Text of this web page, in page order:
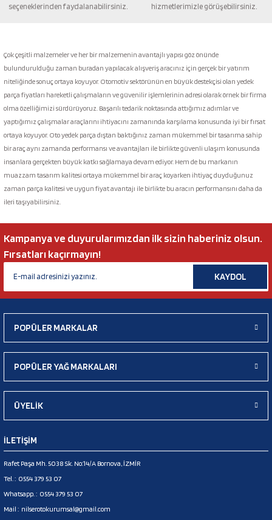
Gönder
seçeneklerinden faydalanabilirsiniz.
hizmetlerimizle görüşebilirsiniz.
Çok çeşitli malzemeler ve her bir malzemenin avantajlı yapısı göz önünde
bulundurulduğu zaman buradan yapılacak alışveriş aracınız için gerçek bir yatırım
niteliğinde sonuç ortaya koyuyor. Otomotiv sektörünün en büyük destekçisi olan yedek
parça fiyatları hareketli çalışmaların ve güvenilir işlemlerinin adresi olarak örnek bir firma
olma özelliğimizi sürdürüyoruz. Başarılı tedarik noktasında attığımız adımlar ve
yaptığımız çalışmalar araçlarını ihtiyacını zamanında karşılama konusunda iyi bir fırsat
ortaya koyuyor. Oto yedek parça dıştan baktığınız zaman mükemmel bir tasarıma sahip
bir araç aynı zamanda performansı ve avantajları ile birlikte güvenli ulaşım konusunda
insanlara gerçekten büyük katkı sağlamaya devam ediyor. Hem de bu markanın
muazzam tasarım kalitesi ortaya mükemmel bir araç koyarken ihtiyaç duyduğunuz
zaman parça kalitesi ve uygun fiyat avantajı ile birlikte bu aracın performansını daha da
ileri taşıyabilirsiniz.
Kampanya ve duyurularımızdan ilk sizin haberiniz olsun.
Fırsatları kaçırmayın!
KAYDOL
POPÜLER MARKALAR
POPÜLER YAĞ MARKALARI
ÜYELİK
İLETİŞİM
Rafet Paşa Mh. 5038 Sk. No:14/A Bornova, İZMİR
Tel. : 0554 379 53 07
Whatsapp. : 0554 379 53 07
Mail : nilserotokurumsal@gmail.com